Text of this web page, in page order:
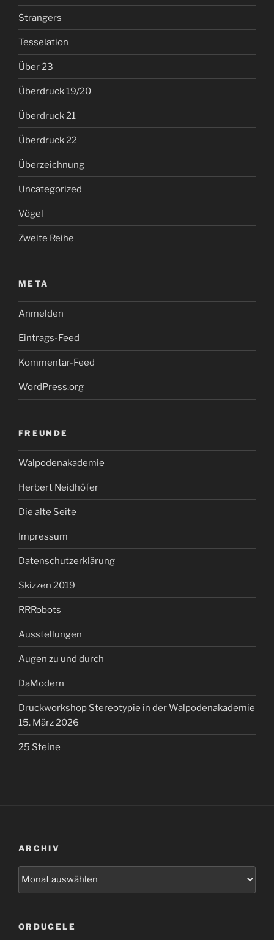
Strangers
Tesselation
Über 23
Überdruck 19/20
Überdruck 21
Überdruck 22
Überzeichnung
Uncategorized
Vögel
Zweite Reihe
META
Anmelden
Eintrags-Feed
Kommentar-Feed
WordPress.org
FREUNDE
Walpodenakademie
Herbert Neidhöfer
Die alte Seite
Impressum
Datenschutzerklärung
Skizzen 2019
RRRobots
Ausstellungen
Augen zu und durch
DaModern
Druckworkshop Stereotypie in der Walpodenakademie
15. März 2026
25 Steine
ARCHIV
ORDUGELE